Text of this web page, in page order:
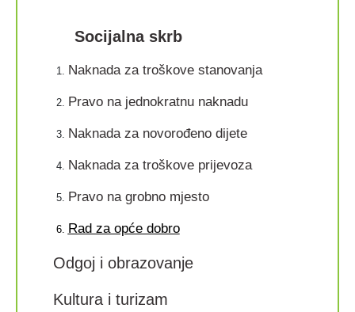
Socijalna skrb
Naknada za troškove stanovanja
Pravo na jednokratnu naknadu
Naknada za novorođeno dijete
Naknada za troškove prijevoza
Pravo na grobno mjesto
Rad za opće dobro
Odgoj i obrazovanje
Kultura i turizam